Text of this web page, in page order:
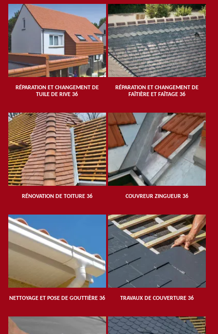
RÉPARATION ET CHANGEMENT DE
TUILE DE RIVE 36
RÉPARATION ET CHANGEMENT DE
FAÎTIÈRE ET FAÎTAGE 36
RÉNOVATION DE TOITURE 36 COUVREUR ZINGUEUR 36
NETTOYAGE ET POSE DE GOUTTIÈRE 36 TRAVAUX DE COUVERTURE 36